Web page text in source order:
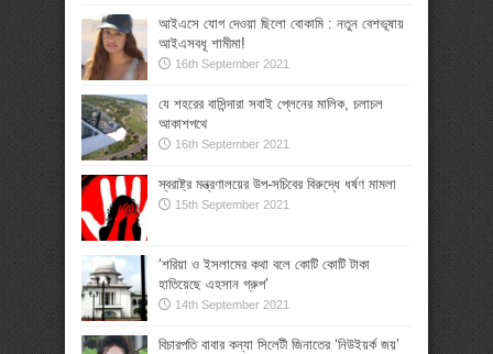
আইএসে যোগ দেওয়া ছিলো বোকামি : নতুন বেশভূষায়
আইএসবধূ শামীমা!
16th September 2021
যে শহরের বাসিন্দারা সবাই প্লেনের মালিক, চলাচল
আকাশপথে
16th September 2021
স্বরাষ্ট্র মন্ত্রণালয়ের উপ-সচিবের বিরুদ্ধে ধর্ষণ মামলা
15th September 2021
‘শরিয়া ও ইসলামের কথা বলে কোটি কোটি টাকা
হাতিয়েছে এহসান গ্রুপ’
14th September 2021
বিচারপতি বাবার কন্যা সিলেটী জিনাতের ‘নিউইয়র্ক জয়’